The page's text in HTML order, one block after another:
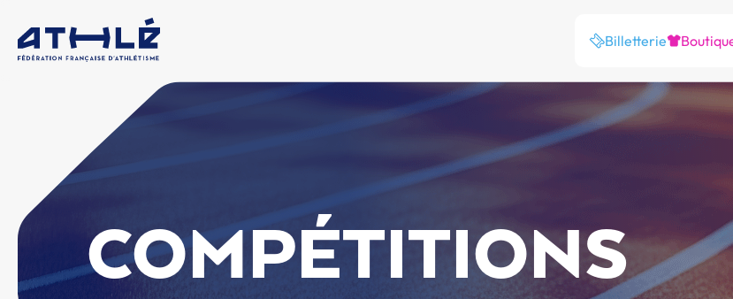
Billetterie
COMPÉTITIONS